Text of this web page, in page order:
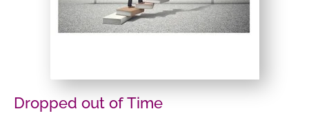
Dropped out of Time